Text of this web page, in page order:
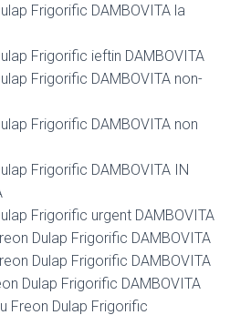
Frigorific DAMBOVITA la
Frigorific ieftin DAMBOVITA
Frigorific DAMBOVITA non-
Frigorific DAMBOVITA non
Frigorific DAMBOVITA IN
Frigorific urgent DAMBOVITA
Dulap Frigorific DAMBOVITA
Dulap Frigorific DAMBOVITA
Dulap Frigorific DAMBOVITA
Freon Dulap Frigorific